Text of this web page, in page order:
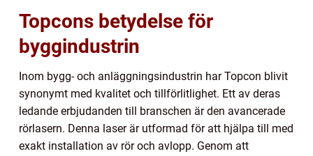
Topcons betydelse för
byggindustrin
Inom bygg- och anläggningsindustrin har Topcon blivit
synonymt med kvalitet och tillförlitlighet. Ett av deras
ledande erbjudanden till branschen är den avancerade
rörlasern. Denna laser är utformad för att hjälpa till med
exakt installation av rör och avlopp. Genom att